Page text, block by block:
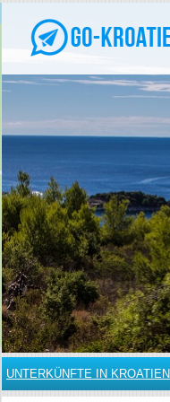
UNTERKÜNFTE IN KROATIEN